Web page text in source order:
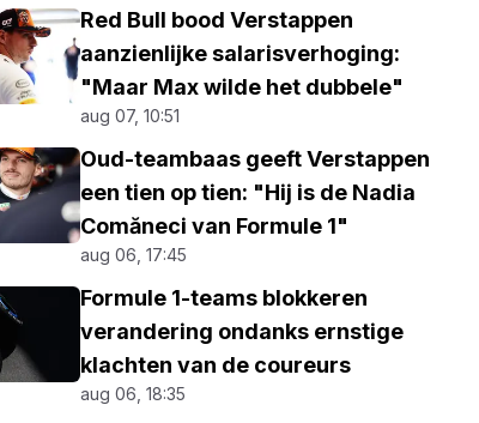
Red Bull bood Verstappen
aanzienlijke salarisverhoging:
"Maar Max wilde het dubbele"
aug 07, 10:51
Oud-teambaas geeft Verstappen
een tien op tien: "Hij is de Nadia
Comăneci van Formule 1"
aug 06, 17:45
Formule 1-teams blokkeren
verandering ondanks ernstige
klachten van de coureurs
aug 06, 18:35